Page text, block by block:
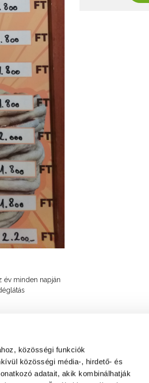
közösségi funkciók
közösségi média-, hirdető- és
adatait, akik kombinálhatják
év minden napján
FELTÉTELEI